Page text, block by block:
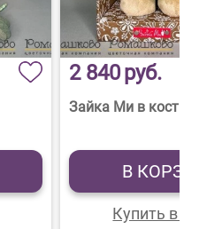
2 840руб.
Зайка Ми в
В
Купить в 1